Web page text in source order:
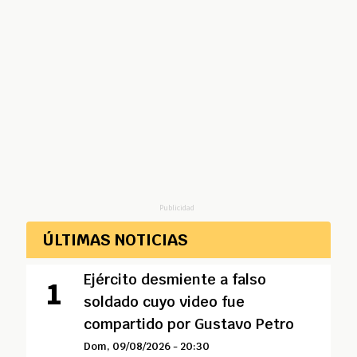
Publicidad
ÚLTIMAS NOTICIAS
Ejército desmiente a falso
soldado cuyo video fue
compartido por Gustavo Petro
Dom, 09/08/2026 - 20:30